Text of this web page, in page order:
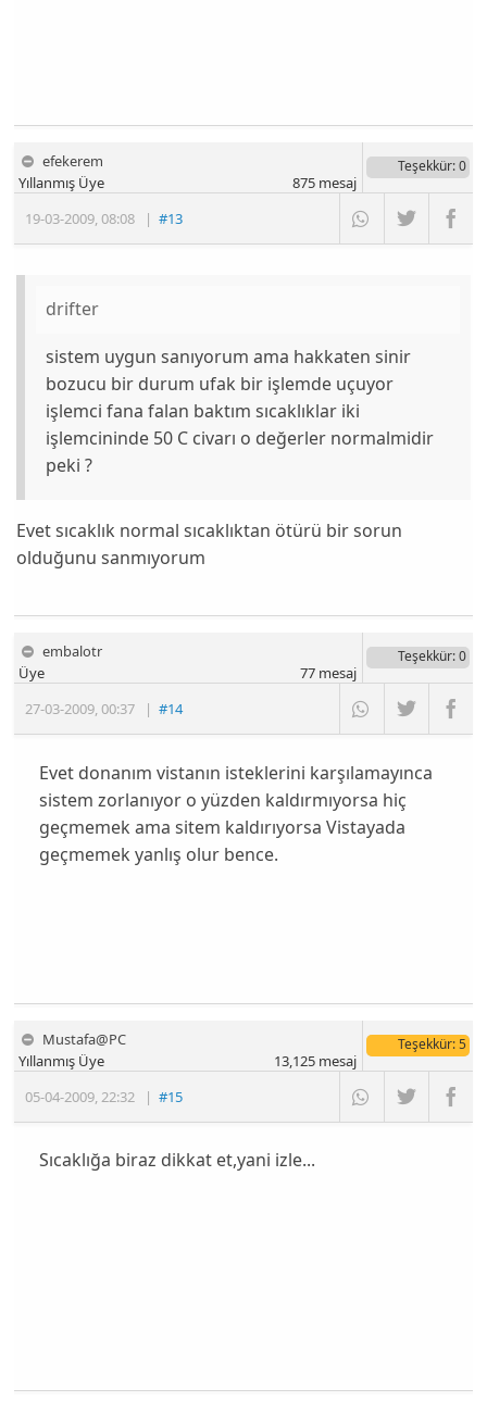
efekerem
19-03-2009,08:08 |#13
Yıllanmış Üye
Teşekkür: 0
875mesaj
drifter
sistem uygun sanıyorum ama hakkaten sinir
bozucu bir durum ufak bir işlemde uçuyor
işlemci fana falan baktım sıcaklıklar iki
işlemcininde 50 C civarı o değerler normalmidir
peki ?
Evet sıcaklık normal sıcaklıktan ötürü bir sorun
olduğunu sanmıyorum
embalotr
27-03-2009,00:37 |#14
Üye
Teşekkür: 0
77mesaj
Evet donanım vistanın isteklerini karşılamayınca
sistem zorlanıyor o yüzden kaldırmıyorsa hiç
geçmemek ama sitem kaldırıyorsa Vistayada
geçmemek yanlış olur bence.
Mustafa@PC
05-04-2009,22:32 |#15
Yıllanmış Üye
Teşekkür: 5
13,125mesaj
Sıcaklığa biraz dikkat et,yani izle...